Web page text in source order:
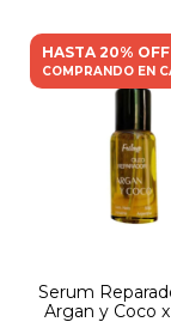
HASTA 20% OFF
COMPRANDO EN
Serum
Argan y Coco